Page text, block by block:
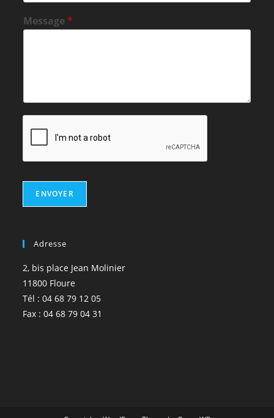
Message*
ENVOYER
Adresse
2, bis place Jean Molinier
11800 Floure
Tél : 04 68 79 12 05
Fax : 04 68 79 04 31